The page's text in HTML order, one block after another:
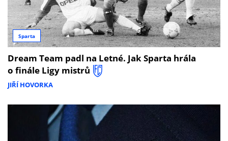
Sparta
Dream Team padl na Letné. Jak Sparta hrála
o finále Ligy mistrů
JIŘÍ HOVORKA